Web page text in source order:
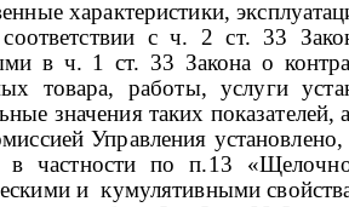
характеристики,
с ч. 2 ст. 33
в ч. 1 ст. 33 Закона о
товара, работы, услуги
значения таких показателей,
Управления
в частности по п.13
и кумулятивными